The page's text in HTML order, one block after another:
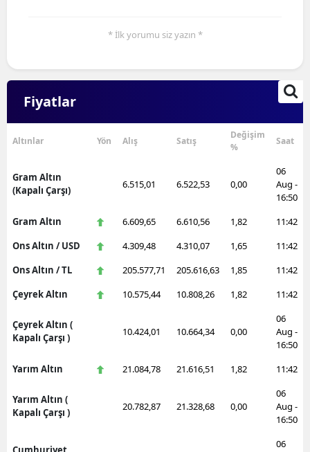
Kocaeli
Kütahya
Manisa
Kahramanmaraş
Mardin
Muğla
Nevşehir
* İlk yorumu siz yazın *
Fiyatlar
Altınlar Yön Alış Satış
Değişim
%
Saat
Gram Altın
(Kapalı Çarşı)
6.515,01 6.522,53 0,00
06
Aug -
16:50
Gram Altın
6.609,65 6.610,56 1,82
11:42
Ons Altın / USD
4.309,48 4.310,07 1,65
11:42
Ons Altın / TL
205.577,71 205.616,63 1,85
11:42
Çeyrek Altın
10.575,44 10.808,26 1,82 11:42
Çeyrek Altın (
Kapalı Çarşı )
10.424,01 10.664,34 0,00
06
Aug -
16:50
Yarım Altın
21.084,78 21.616,51 1,82 11:42
Yarım Altın (
Kapalı Çarşı )
20.782,87 21.328,68 0,00
06
Aug -
16:50
06